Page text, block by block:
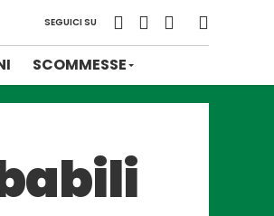
SEGUICI SU
SCOMMESSE